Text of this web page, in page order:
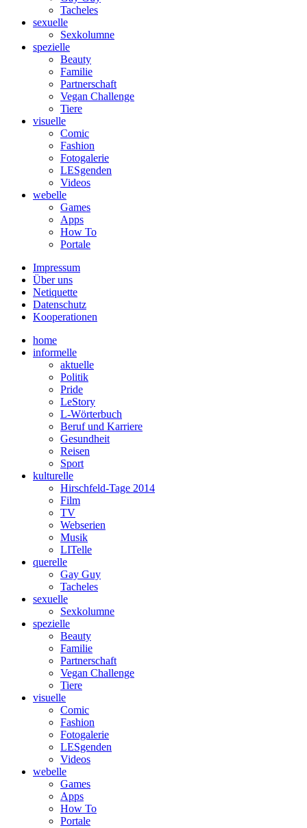
Tacheles
sexuelle
Sexkolumne
spezielle
Beauty
Familie
Partnerschaft
Vegan Challenge
Tiere
visuelle
Comic
Fashion
Fotogalerie
LESgenden
Videos
webelle
Games
Apps
How To
Portale
Impressum
Über uns
Netiquette
Datenschutz
Kooperationen
home
informelle
aktuelle
Politik
Pride
LeStory
L-Wörterbuch
Beruf und Karriere
Gesundheit
Reisen
Sport
kulturelle
Hirschfeld-Tage 2014
Film
TV
Webserien
Musik
LITelle
querelle
Gay Guy
Tacheles
sexuelle
Sexkolumne
spezielle
Beauty
Familie
Partnerschaft
Vegan Challenge
Tiere
visuelle
Comic
Fashion
Fotogalerie
LESgenden
Videos
webelle
Games
Apps
How To
Portale